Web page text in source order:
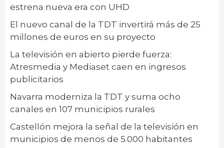
estrena nueva era con UHD
El nuevo canal de la TDT invertirá más de 25
millones de euros en su proyecto
La televisión en abierto pierde fuerza:
Atresmedia y Mediaset caen en ingresos
publicitarios
Navarra moderniza la TDT y suma ocho
canales en 107 municipios rurales
Castellón mejora la señal de la televisión en
municipios de menos de 5.000 habitantes